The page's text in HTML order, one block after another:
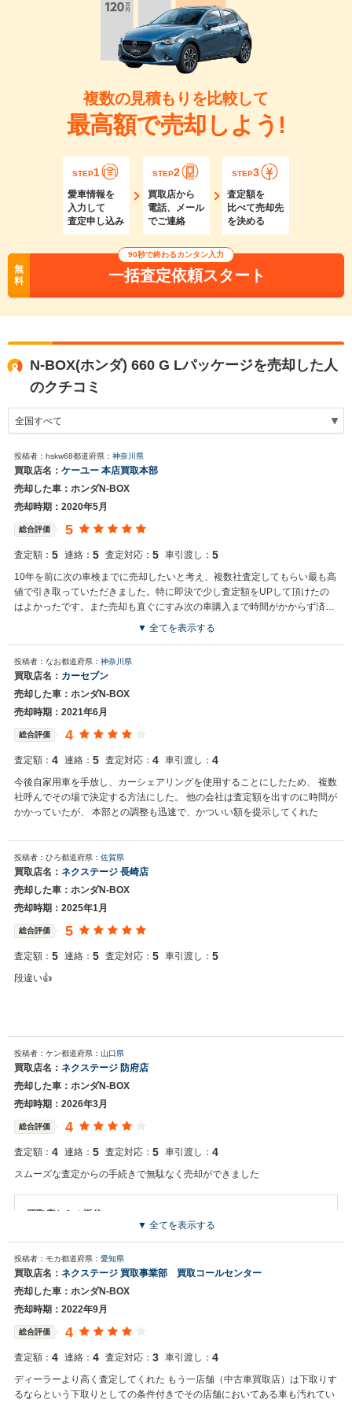
複数の見積もりを比較して
最高額で売却しよう!
STEP1
愛車情報を
入力して
査定申し込み
STEP2
買取店から
電話、メール
でご連絡
STEP3
査定額を
比べて売却先
を決める
無
料
90秒で終わるカンタン入力
一括査定依頼スタート
N-BOX(ホンダ) 660 G Lパッケージを売却した人
のクチコミ
投稿者：hskw68都道府県： 神奈川県
買取店名： ケーユー 本店買取本部
売却した車：ホンダN-BOX
売却時期：2020年5月
総合評価 5
査定額： 5 連絡： 5 査定対応： 5 車引渡し： 5
10年を前に次の車検までに売却したいと考え、複数社査定してもらい最も高
値で引き取っていただきました。特に即決で少し査定額をUPして頂けたの
はよかったです。また売却も直ぐにすみ次の車購入まで時間がかからず済ん
だのは助かりました。査定に訪問していただき引き取り、売却も同じ担当者
▼ 全てを表示する
投稿者：なお都道府県： 神奈川県
買取店名： カーセブン
売却した車：ホンダN-BOX
売却時期：2021年6月
総合評価 4
査定額： 4 連絡： 5 査定対応： 4 車引渡し： 4
今後自家用車を手放し、カーシェアリングを使用することにしたため、 複数
社呼んでその場で決定する方法にした。 他の会社は査定額を出すのに時間が
かかっていたが、 本部との調整も迅速で、かついい額を提示してくれた
投稿者：ひろ都道府県： 佐賀県
買取店名： ネクステージ 長崎店
売却した車：ホンダN-BOX
売却時期：2025年1月
総合評価 5
査定額： 5 連絡： 5 査定対応： 5 車引渡し： 5
段違い👍
投稿者：ケン都道府県： 山口県
買取店名： ネクステージ 防府店
売却した車：ホンダN-BOX
売却時期：2026年3月
総合評価 4
査定額： 4 連絡： 5 査定対応： 5 車引渡し： 4
スムーズな査定からの手続きで無駄なく売却ができました
買取店からの返信
お世話になっております。 株式会社ネクステージでございます。 この
た。 弊社スタッフの接客をお褒め頂き光栄です。 今後もご満足いただ
けるよう精進してまいります。 スタッフ一同、またのご利用お待ちし
ております。
▼ 全てを表示する
投稿者：モカ都道府県： 愛知県
買取店名： ネクステージ 買取事業部 買取コールセンター
売却した車：ホンダN-BOX
売却時期：2022年9月
総合評価 4
査定額： 4 連絡： 4 査定対応： 3 車引渡し： 4
ディーラーより高く査定してくれた もう一店舗（中古車買取店）は下取りす
るならという下取りとしての条件付きでその店舗においてある車も汚れてい